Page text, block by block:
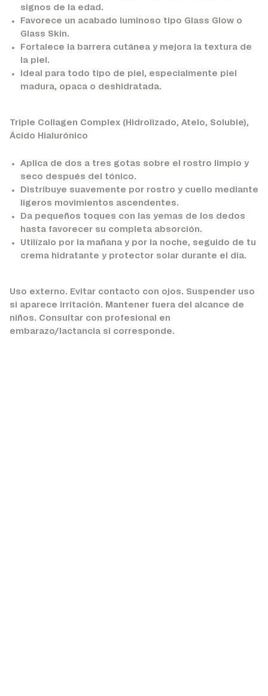
signos de la edad.
Favorece un acabado luminoso tipo Glass Glowo
Glass Skin.
Fortalece la barrera cutánea y mejora la textura de
la piel.
Ideal para todo tipo de piel, especialmente piel
madura, opaca o deshidratada.
Triple Collagen Complex (Hidrolizado, Atelo, Soluble),
Ácido Hialurónico
Aplica de dos a tres gotas sobre el rostro limpio y
seco después del tónico.
Distribuye suavemente por rostro y cuello mediante
ligeros movimientos ascendentes.
Da pequeños toques con las yemas de los dedos
hasta favorecer su completa absorción.
Utilízalo por la mañana y por la noche, seguido de tu
crema hidratante y protector solar durante el día.
Uso externo. Evitar contacto con ojos. Suspender uso
si aparece irritación. Mantener fuera del alcance de
niños. Consultar con profesional en
embarazo/lactancia si corresponde.